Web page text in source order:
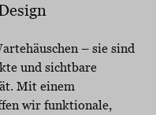
– sie sind
und sichtbare
Mit einem
wir funktionale,